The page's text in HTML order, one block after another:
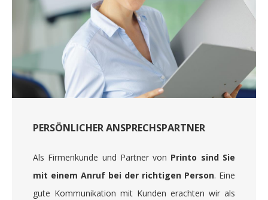
PERSÖNLICHER ANSPRECHSPARTNER
Als Firmenkunde und Partner von Printo sind Sie
mit einem Anruf bei der richtigen Person. Eine
gute Kommunikation mit Kunden erachten wir als